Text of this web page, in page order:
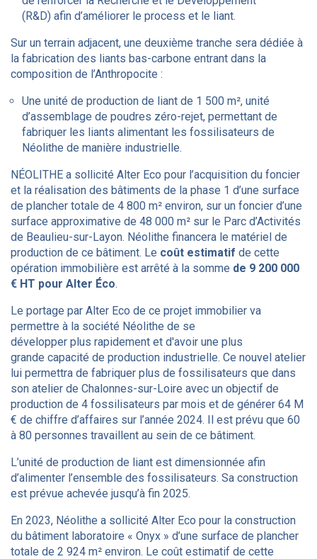
(R&D) afin d’améliorer le process et le liant.
Sur un terrain adjacent, une deuxième tranche sera dédiée à
la fabrication des liants bas-carbone entrant dans la
composition de l’Anthropocite :
Une unité de production de liant de 1 500 m², unité
d’assemblage de poudres zéro-rejet, permettant de
fabriquer les liants alimentant les fossilisateurs de
Néolithe de manière industrielle.
NÉOLITHE a sollicité Alter Eco pour l’acquisition du foncier
et la réalisation des bâtiments de la phase 1 d’une surface
de plancher totale de 4 800 m² environ, sur un foncier d’une
surface approximative de 48 000 m² sur le Parc d’Activités
de Beaulieu-sur-Layon. Néolithe financera le matériel de
production de ce bâtiment. Le coût estimatif de cette
opération immobilière est arrêté à la somme de 9 200 000
€ HT pour Alter Éco.
Le portage par Alter Eco de ce projet immobilier va
permettre à la société Néolithe de se
développer plus rapidement et d'avoir une plus
grande capacité de production industrielle. Ce nouvel atelier
lui permettra de fabriquer plus de fossilisateurs que dans
son atelier de Chalonnes-sur-Loire avec un objectif de
production de 4 fossilisateurs par mois et de générer 64 M
€ de chiffre d’affaires sur l’année 2024. Il est prévu que 60
à 80 personnes travaillent au sein de ce bâtiment.
L’unité de production de liant est dimensionnée afin
d’alimenter l’ensemble des fossilisateurs. Sa construction
est prévue achevée jusqu’à fin 2025.
En 2023, Néolithe a sollicité Alter Eco pour la construction
du bâtiment laboratoire « Onyx » d’une surface de plancher
totale de 2 924 m² environ. Le coût estimatif de cette